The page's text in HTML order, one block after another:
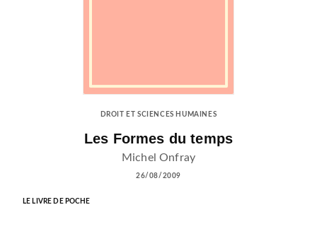
DROIT ET SCIENCES HUMAINES
Les Formes du temps
Michel Onfray
26/08/2009
LE LIVRE DE POCHE